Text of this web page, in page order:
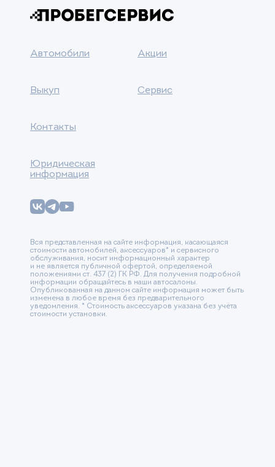
Автомобили
Выкуп
Акции
Сервис
Контакты
Юридическая
информация
Вся представленная на сайте информация, касающаяся
стоимости автомобилей, аксессуаров* и сервисного
обслуживания, носит информационный характер
и не является публичной офертой, определяемой
положениями ст. 437 (2) ГК РФ. Для получения подробной
информации обращайтесь в наши автосалоны.
Опубликованная на данном сайте информация может быть
изменена в любое время без предварительного
уведомления. * Стоимость аксессуаров указана без учёта
стоимости установки.